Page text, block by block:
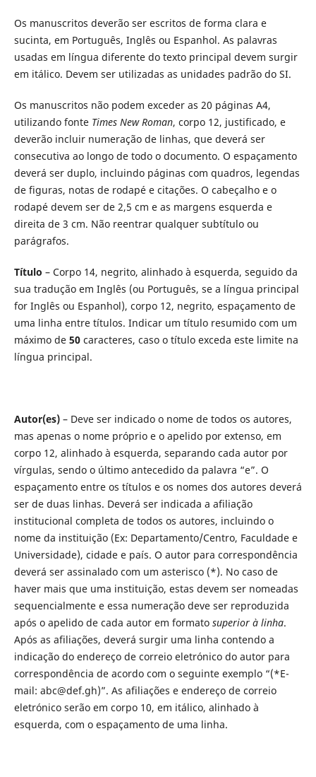
Os manuscritos deverão ser escritos de forma clara e
sucinta, em Português, Inglês ou Espanhol. As palavras
usadas em língua diferente do texto principal devem surgir
em itálico. Devem ser utilizadas as unidades padrão do SI.
Os manuscritos não podem exceder as 20 páginas A4,
utilizando fonte Times New Roman, corpo 12, justificado, e
deverão incluir numeração de linhas, que deverá ser
consecutiva ao longo de todo o documento. O espaçamento
deverá ser duplo, incluindo páginas com quadros, legendas
de figuras, notas de rodapé e citações. O cabeçalho e o
rodapé devem ser de 2,5 cm e as margens esquerda e
direita de 3 cm. Não reentrar qualquer subtítulo ou
parágrafos.
Título – Corpo 14, negrito, alinhado à esquerda, seguido da
sua tradução em Inglês (ou Português, se a língua principal
for Inglês ou Espanhol), corpo 12, negrito, espaçamento de
uma linha entre títulos. Indicar um título resumido com um
máximo de 50 caracteres, caso o título exceda este limite na
língua principal.
Autor(es) – Deve ser indicado o nome de todos os autores,
mas apenas o nome próprio e o apelido por extenso, em
corpo 12, alinhado à esquerda, separando cada autor por
vírgulas, sendo o último antecedido da palavra “e”. O
espaçamento entre os títulos e os nomes dos autores deverá
ser de duas linhas. Deverá ser indicada a afiliação
institucional completa de todos os autores, incluindo o
nome da instituição (Ex: Departamento/Centro, Faculdade e
Universidade), cidade e país. O autor para correspondência
deverá ser assinalado com um asterisco (*). No caso de
haver mais que uma instituição, estas devem ser nomeadas
sequencialmente e essa numeração deve ser reproduzida
após o apelido de cada autor em formato superior à linha.
Após as afiliações, deverá surgir uma linha contendo a
indicação do endereço de correio eletrónico do autor para
correspondência de acordo com o seguinte exemplo “(*E-
mail: abc@def.gh)”. As afiliações e endereço de correio
eletrónico serão em corpo 10, em itálico, alinhado à
esquerda, com o espaçamento de uma linha.